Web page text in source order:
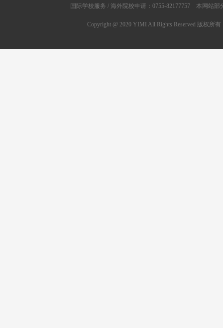
国际学校服务 / 海外院校申请：0755-82177757 本网站
Copyright @ 2020 YIMI All Rights Reserved 版权所